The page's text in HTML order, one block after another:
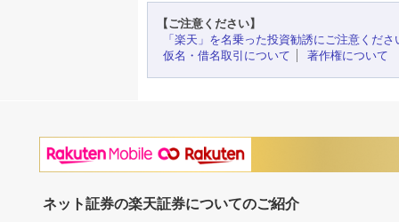
【ご注意ください】
「楽天」を名乗った投資勧誘にご注意くださ
仮名・借名取引について
著作権について
ネット証券の楽天証券についてのご紹介